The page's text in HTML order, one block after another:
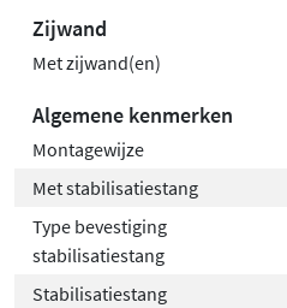
Zijwand
Met zijwand(en)
Algemene kenmerken
Montagewijze
Met stabilisatiestang
Type bevestiging
stabilisatiestang
Stabilisatiestang